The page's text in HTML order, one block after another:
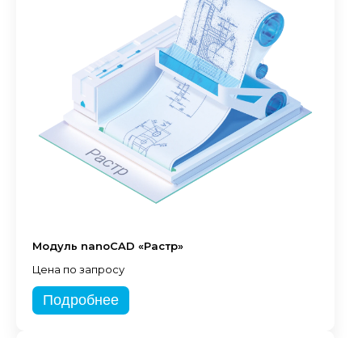
Модуль nanoCAD «Растр»
Цена по запросу
Подробнее